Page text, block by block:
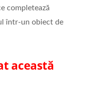
completează
într‑un obiect de
această